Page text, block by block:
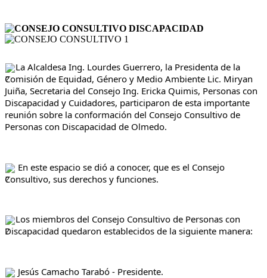
La Alcaldesa Ing. Lourdes Guerrero, la Presidenta de la
Comisión de Equidad, Género y Medio Ambiente Lic. Miryan
Juiña, Secretaria del Consejo Ing. Ericka Quimis, Personas con
Discapacidad y Cuidadores, participaron de esta importante
reunión sobre la conformación del Consejo Consultivo de
Personas con Discapacidad de Olmedo.
En este espacio se dió a conocer, que es el Consejo
Consultivo, sus derechos y funciones.
Los miembros del Consejo Consultivo de Personas con
Discapacidad quedaron establecidos de la siguiente manera:
Jesús Camacho Tarabó - Presidente.